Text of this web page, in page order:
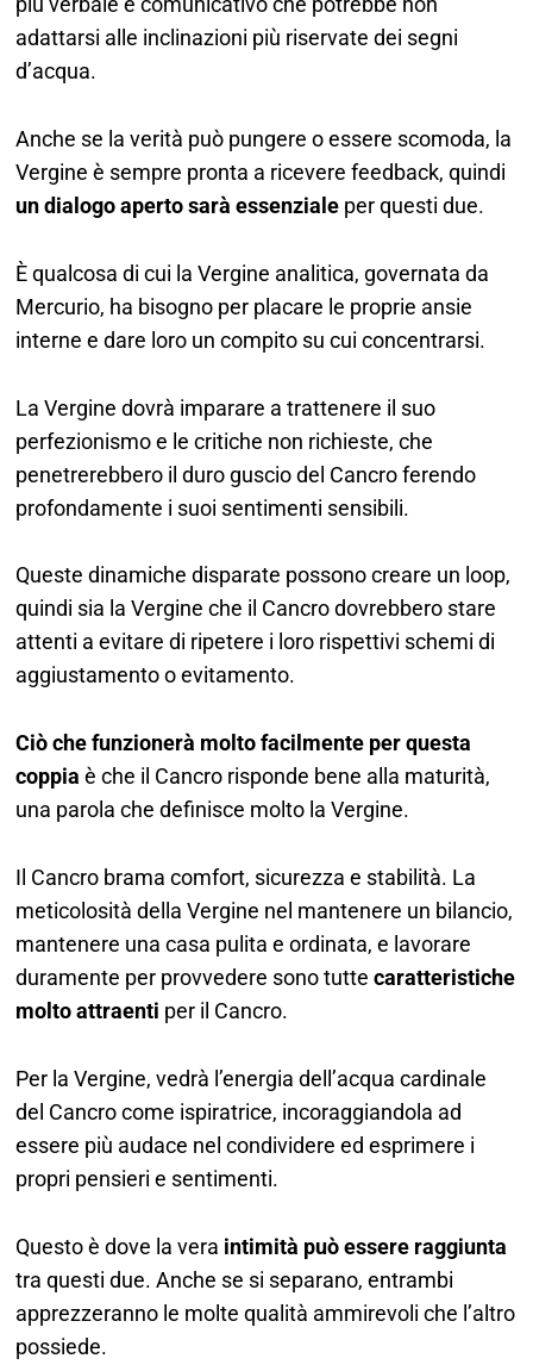
adattarsi alle inclinazioni più riservate dei segni
d’acqua.
Anche se la verità può pungere o essere scomoda, la
Vergine è sempre pronta a ricevere feedback, quindi
un dialogo aperto sarà essenziale per questi due.
È qualcosa di cui la Vergine analitica, governata da
Mercurio, ha bisogno per placare le proprie ansie
interne e dare loro un compito su cui concentrarsi.
La Vergine dovrà imparare a trattenere il suo
perfezionismo e le critiche non richieste, che
penetrerebbero il duro guscio del Cancro ferendo
profondamente i suoi sentimenti sensibili.
Queste dinamiche disparate possono creare un loop,
quindi sia la Vergine che il Cancro dovrebbero stare
attenti a evitare di ripetere i loro rispettivi schemi di
aggiustamento o evitamento.
Ciò che funzionerà molto facilmente per questa
coppia è che il Cancro risponde bene alla maturità,
una parola che definisce molto la Vergine.
Il Cancro brama comfort, sicurezza e stabilità. La
meticolosità della Vergine nel mantenere un bilancio,
mantenere una casa pulita e ordinata, e lavorare
duramente per provvedere sono tuttecaratteristiche
molto attraenti per il Cancro.
Per la Vergine, vedrà l’energia dell’acqua cardinale
del Cancro come ispiratrice, incoraggiandola ad
essere più audace nel condividere ed esprimere i
propri pensieri e sentimenti.
Questo è dove la vera intimità può essere raggiunta
tra questi due. Anche se si separano, entrambi
apprezzeranno le molte qualità ammirevoli che l’altro
possiede.